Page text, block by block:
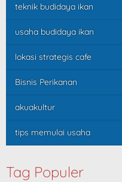
teknik budidaya ikan
usaha budidaya ikan
lokasi strategis cafe
Bisnis Perikanan
akuakultur
tips memulai usaha
Tag Populer